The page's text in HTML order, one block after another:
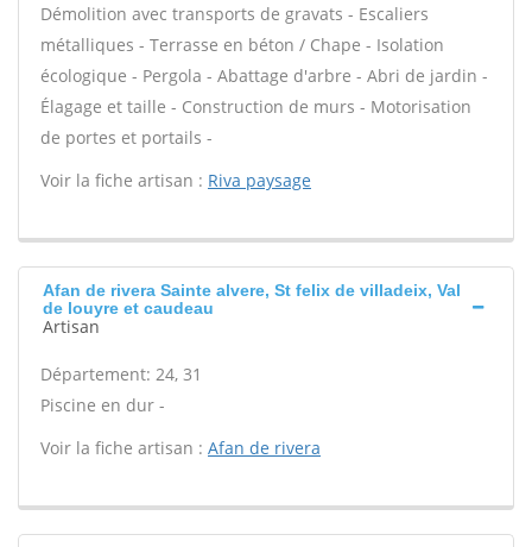
Démolition avec transports de gravats - Escaliers
métalliques - Terrasse en béton / Chape - Isolation
écologique - Pergola - Abattage d'arbre - Abri de jardin -
Élagage et taille - Construction de murs - Motorisation
de portes et portails -
Voir la fiche artisan : Riva paysage
Afan de rivera Sainte alvere, St felix de villadeix, Val
de louyre et caudeau
Artisan
Département: 24, 31
Piscine en dur -
Voir la fiche artisan : Afan de rivera